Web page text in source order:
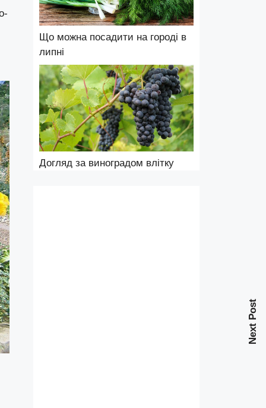
Next Post
Що можна посадити на городі в
липні
Догляд за виноградом влітку